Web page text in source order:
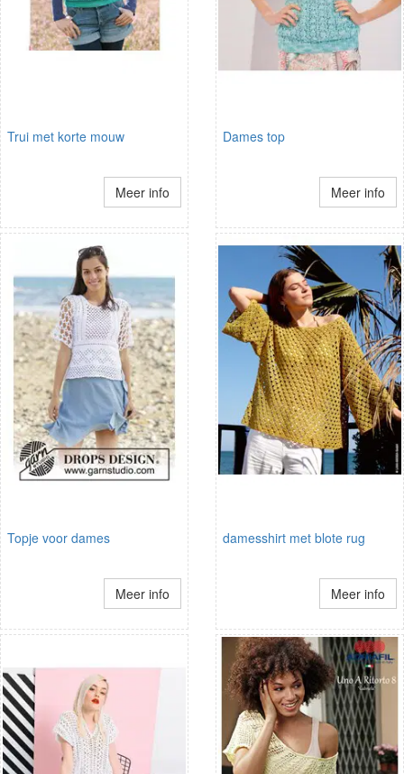
Trui met korte mouw
Meer info
Dames top
Meer info
Topje voor dames
Meer info
damesshirt met blote rug
Meer info